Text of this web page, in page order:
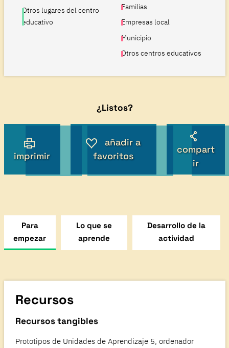
Otros lugares del centro
educativo
Familias
Empresas local
Municipio
Otros centros educativos
¿Listos?
imprimir
añadir a
favoritos
compart
ir
Para
empezar
Lo que se
aprende
Desarrollo de la
actividad
Recursos
Recursos tangibles
Prototipos de Unidades de Aprendizaje 5, ordenador